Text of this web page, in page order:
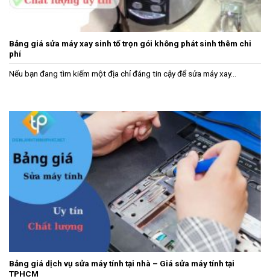
Bảng giá sửa máy xay sinh tố trọn gói không phát sinh thêm chi
phí
Nếu bạn đang tìm kiếm một địa chỉ đáng tin cậy để sửa máy xay...
Bảng giá dịch vụ sửa máy tính tại nhà – Giá sửa máy tính tại
TPHCM